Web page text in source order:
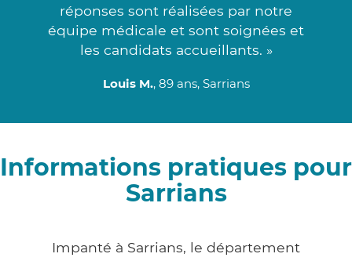
réponses sont réalisées par notre
équipe médicale et sont soignées et
les candidats accueillants. »
Louis M., 89 ans, Sarrians
Informations pratiques pour
Sarrians
Impanté à Sarrians, le département